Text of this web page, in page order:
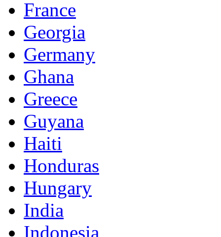
France
Georgia
Germany
Ghana
Greece
Guyana
Haiti
Honduras
Hungary
India
Indonesia